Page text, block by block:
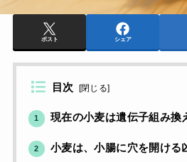
ポスト シェア
目次 [閉じる]
1 現在の小麦は遺伝子組み換
2 小麦は、小腸に穴を開ける